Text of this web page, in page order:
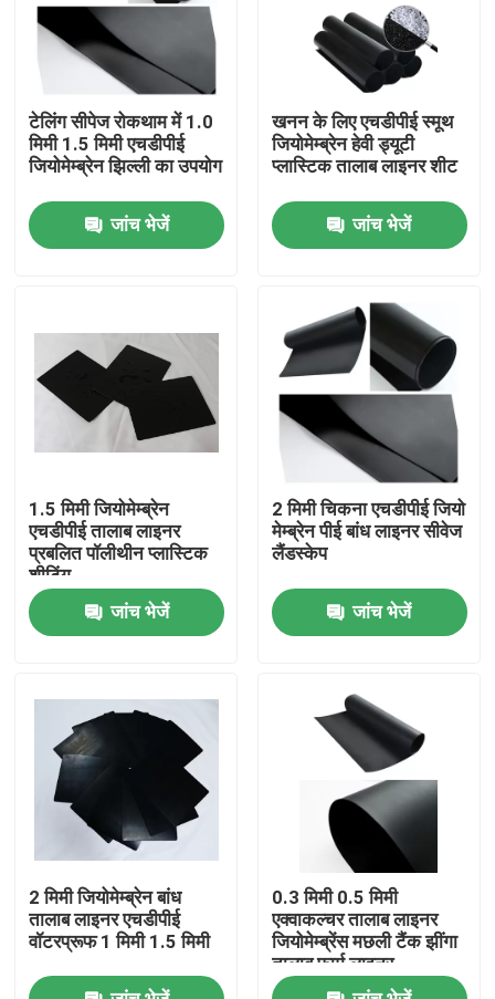
उत्पादों
वीडियो
हमारे बारे में
कारखाना भ्रमण
गुणवत्ता नियंत्रण
एक उद्धरण का अनुरोध करें
जियोसिंथेटिक फैब्रिक
जियोसिंथेटिक मेम्ब्रेन
जियोसिंथेटिक सुदृढीकरण ग्रिड
टेलिंग सीपेज रोकथाम में 1.0
मिमी 1.5 मिमी एचडीपीई
जियोमेम्ब्रेन झिल्ली का उपयोग
जांच भेजें
खनन के लिए एचडीपीई स्मूथ
जियोमेम्ब्रेन हेवी ड्यूटी
प्लास्टिक तालाब लाइनर शीट
जांच भेजें
1.5 मिमी जियोमेम्ब्रेन
एचडीपीई तालाब लाइनर
प्रबलित पॉलीथीन प्लास्टिक
शीटिंग
जांच भेजें
2 मिमी चिकना एचडीपीई जियो
मेम्ब्रेन पीई बांध लाइनर सीवेज
लैंडस्केप
जांच भेजें
2 मिमी जियोमेम्ब्रेन बांध
तालाब लाइनर एचडीपीई
वॉटरप्रूफ 1 मिमी 1.5 मिमी
0.3 मिमी 0.5 मिमी
एक्वाकल्चर तालाब लाइनर
जियोमेम्ब्रेंस मछली टैंक झींगा
तालाब फार्म लाइनर